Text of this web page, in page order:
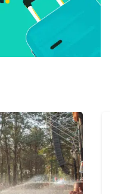
Oktoberfest